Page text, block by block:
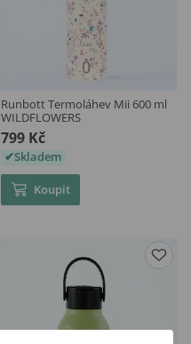
Runbott Termoláhev Mii 600 ml
WILDFLOWERS
799 Kč
Skladem
Koupit